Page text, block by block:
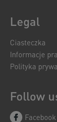
Legal
Ciasteczka
Informacje
Polityka
Follow
Facebook